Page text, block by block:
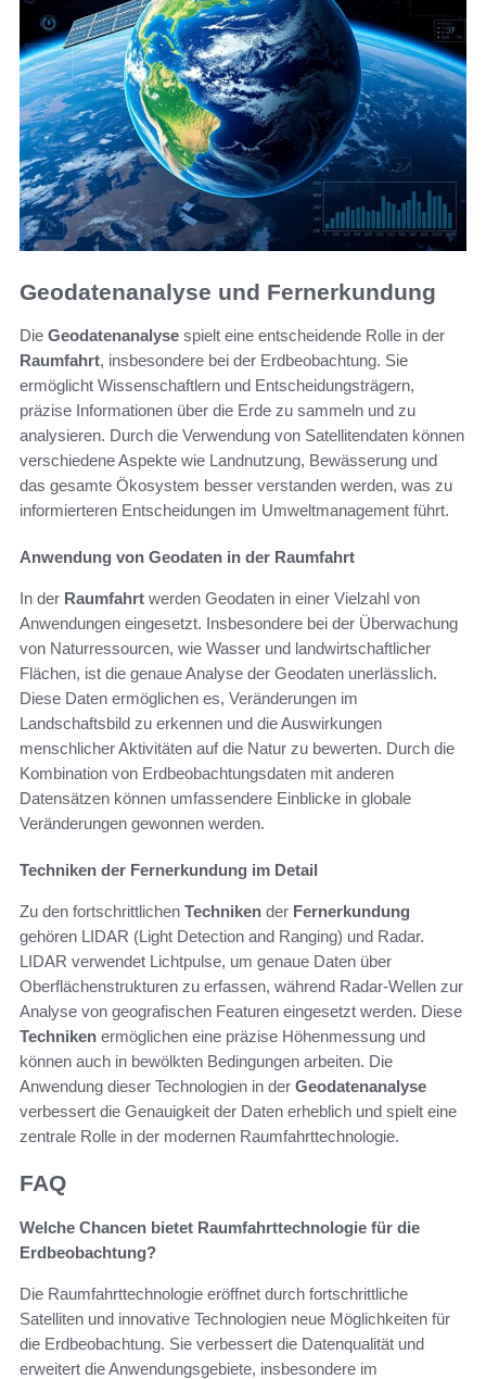
Geodatenanalyse und Fernerkundung
Die Geodatenanalyse spielt eine entscheidende Rolle in der
Raumfahrt, insbesondere bei der Erdbeobachtung. Sie
ermöglicht Wissenschaftlern und Entscheidungsträgern,
präzise Informationen über die Erde zu sammeln und zu
analysieren. Durch die Verwendung von Satellitendaten können
verschiedene Aspekte wie Landnutzung, Bewässerung und
das gesamte Ökosystem besser verstanden werden, was zu
informierteren Entscheidungen im Umweltmanagement führt.
Anwendung von Geodaten in der Raumfahrt
In der Raumfahrt werden Geodaten in einer Vielzahl von
Anwendungen eingesetzt. Insbesondere bei der Überwachung
von Naturressourcen, wie Wasser und landwirtschaftlicher
Flächen, ist die genaue Analyse der Geodaten unerlässlich.
Diese Daten ermöglichen es, Veränderungen im
Landschaftsbild zu erkennen und die Auswirkungen
menschlicher Aktivitäten auf die Natur zu bewerten. Durch die
Kombination von Erdbeobachtungsdaten mit anderen
Datensätzen können umfassendere Einblicke in globale
Veränderungen gewonnen werden.
Techniken der Fernerkundung im Detail
Zu den fortschrittlichen Techniken der Fernerkundung
gehören LIDAR (Light Detection and Ranging) und Radar.
LIDAR verwendet Lichtpulse, um genaue Daten über
Oberflächenstrukturen zu erfassen, während Radar-Wellen zur
Analyse von geografischen Featuren eingesetzt werden. Diese
Techniken ermöglichen eine präzise Höhenmessung und
können auch in bewölkten Bedingungen arbeiten. Die
Anwendung dieser Technologien in der Geodatenanalyse
verbessert die Genauigkeit der Daten erheblich und spielt eine
zentrale Rolle in der modernen Raumfahrttechnologie.
FAQ
Welche Chancen bietet Raumfahrttechnologie für die
Erdbeobachtung?
Die Raumfahrttechnologie eröffnet durch fortschrittliche
Satelliten und innovative Technologien neue Möglichkeiten für
die Erdbeobachtung. Sie verbessert die Datenqualität und
erweitert die Anwendungsgebiete, insbesondere im